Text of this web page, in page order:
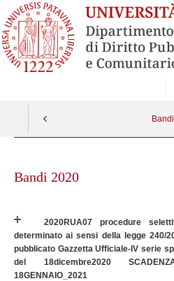
contentBandi 2020
2020RUA07 procedure
determinato ai sensi della legge 240/
pubblicato Gazzetta Ufficiale-IV serie
del 18dicembre2020
18GENNAIO_2021